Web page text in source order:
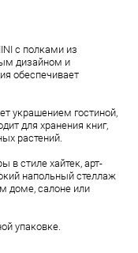
с полками из
дизайном и
обеспечивает
украшением гостиной,
для хранения книг,
растений.
в стиле хайтек, арт-
напольный стеллаж
доме, салоне или
упаковке.